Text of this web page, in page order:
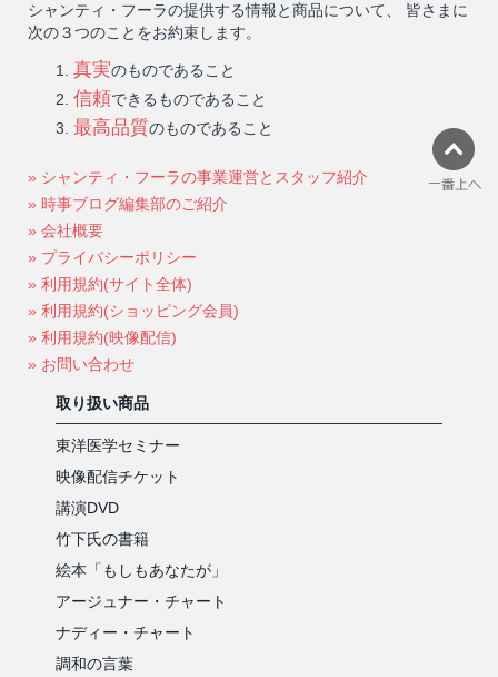
シャンティ・フーラの提供する情報と商品について、 皆さまに
次の３つのことをお約束します。
真実のものであること
信頼できるものであること
最高品質のものであること
» シャンティ・フーラの事業運営とスタッフ紹介
» 時事ブログ編集部のご紹介
» 会社概要
» プライバシーポリシー
» 利用規約(サイト全体)
» 利用規約(ショッピング会員)
» 利用規約(映像配信)
» お問い合わせ
取り扱い商品
東洋医学セミナー
映像配信チケット
講演DVD
竹下氏の書籍
絵本「もしもあなたが」
アージュナー・チャート
ナディー・チャート
調和の言葉